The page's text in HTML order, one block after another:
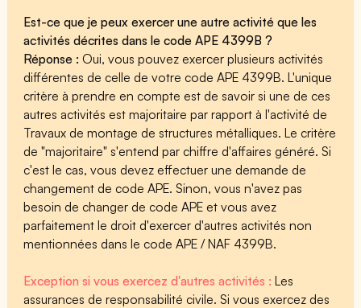
Est-ce que je peux exercer une autre activité que les
activités décrites dans le code APE 4399B ?
Réponse :Oui, vous pouvez exercer plusieurs activités
différentes de celle de votre code APE 4399B. L'unique
critère à prendre en compte est de savoir si une de ces
autres activités est majoritaire par rapport à l'activité de
Travaux de montage de structures métalliques. Le critère
de "majoritaire" s'entend par chiffre d'affaires généré. Si
c'est le cas, vous devez effectuer une demande de
changement de code APE. Sinon, vous n'avez pas
besoin de changer de code APE et vous avez
parfaitement le droit d'exercer d'autres activités non
mentionnées dans le code APE / NAF 4399B.
Exception si vous exercez d'autres activités :Les
assurances de responsabilité civile. Si vous exercez des